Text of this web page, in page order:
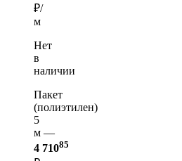
₽/
м
Нет
в
наличии
Пакет
(полиэтилен)
5
м —
4 71085